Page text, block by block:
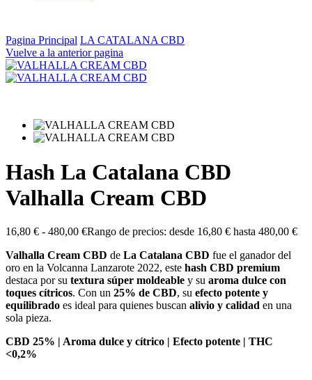
Pagina Principal LA CATALANA CBD
Vuelve a la anterior pagina
Hash La Catalana CBD
Valhalla Cream CBD
16,80 € - 480,00 €Rango de precios: desde 16,80 € hasta 480,00 €
Valhalla Cream CBD de La Catalana CBD fue el ganador del
oro en la Volcanna Lanzarote 2022, este hash CBD premium
destaca por su textura súper moldeable y su aroma dulce con
toques cítricos. Con un 25% de CBD, su efecto potente y
equilibrado es ideal para quienes buscan alivio y calidad en una
sola pieza.
CBD 25% | Aroma dulce y cítrico | Efecto potente | THC
<0,2%